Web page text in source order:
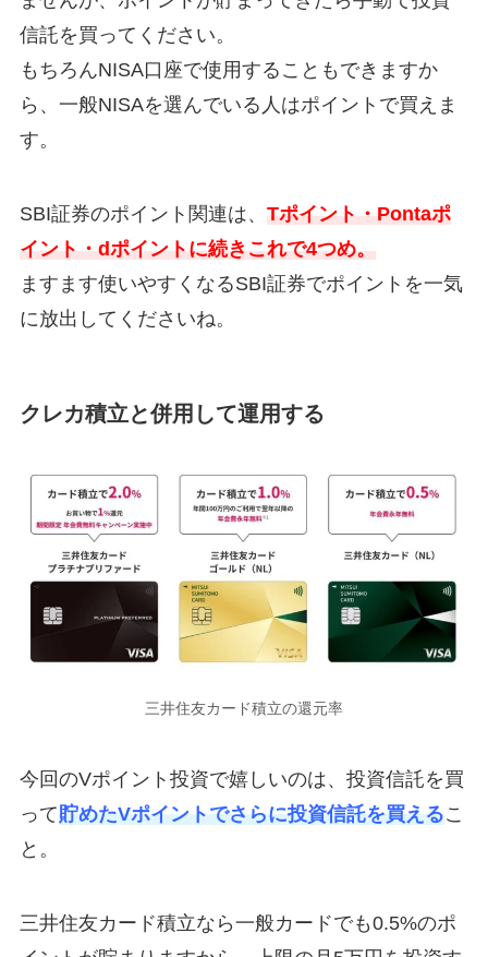
信託を買ってください。
もちろんNISA口座で使用することもできますか
ら、一般NISAを選んでいる人はポイントで買えま
す。
SBI証券のポイント関連は、 Tポイント・Pontaポ
イント・dポイントに続きこれで4つめ。
ますます使いやすくなるSBI証券でポイントを一気
に放出してくださいね。
クレカ積立と併用して運用する
三井住友カード積立の還元率
今回のVポイント投資で嬉しいのは、投資信託を買
って貯めたVポイントでさらに投資信託を買えるこ
と。
三井住友カード積立なら一般カードでも0.5%のポ